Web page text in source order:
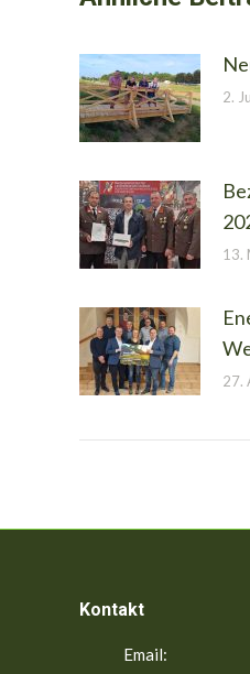
2.
13.
27.
Kontakt
Email: